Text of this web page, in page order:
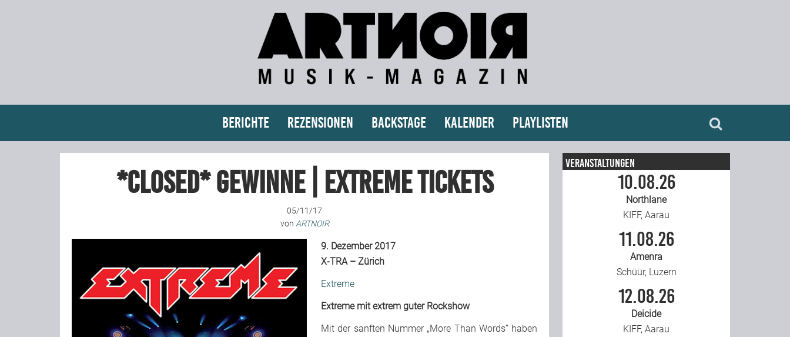
Berichte Rezensionen Backstage Kalender Playlisten
*closed* Gewinne | EXTREME Tickets
05/11/17
von ARTNOIR
9. Dezember 2017
X-TRA – Zürich
Extreme
Extreme mit extrem guter Rockshow
Mit der sanften Nummer „More Than Words“ haben
Veranstaltungen
10.08.26
Northlane
KIFF, Aarau
11.08.26
Amenra
Schüür, Luzern
12.08.26
Deicide
KIFF, Aarau